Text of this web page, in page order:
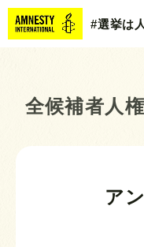
#選挙は
全候補者人
ア